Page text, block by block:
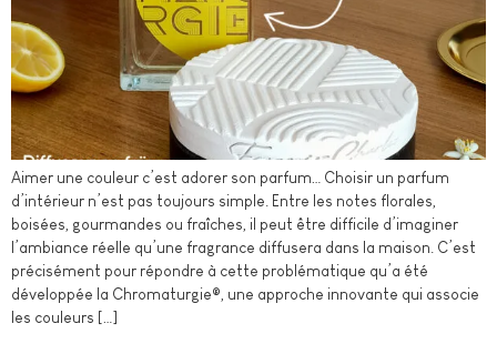
Aimer une couleur c’est adorer son parfum… Choisir un parfum
d’intérieur n’est pas toujours simple. Entre les notes florales,
boisées, gourmandes ou fraîches, il peut être difficile d’imaginer
l’ambiance réelle qu’une fragrance diffusera dans la maison. C’est
précisément pour répondre à cette problématique qu’a été
développée la Chromaturgie®, une approche innovante qui associe
les couleurs […]